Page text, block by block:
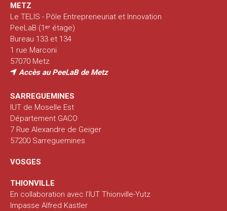
METZ
Le TELIS - Pôle Entrepreneuriat et Innovation
PeeLaB (1ᵉʳ étage)
Bureau 133 et 134
1 rue Marconi
57070 Metz
Accès au PeeLaB de Metz
SARREGUEMINES
IUT de Moselle Est
Département GACO
7 Rue Alexandre de Geiger
57200 Sarreguemines
VOSGES
THIONVILLE
En collaboration avec l’IUT Thionville-Yutz
Impasse Alfred Kastler